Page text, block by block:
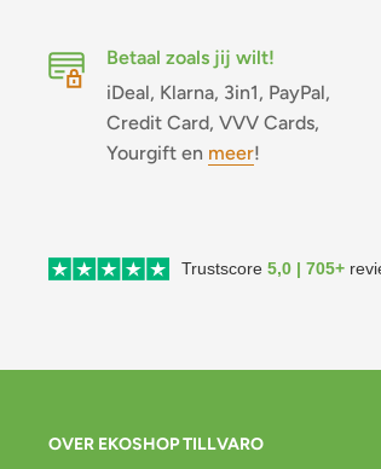
Betaal zoals jij wilt!
iDeal, Klarna, 3in1, PayPal,
Credit Card, VVV Cards,
Yourgift en meer!
Trustscore 5,0 | 705+
OVER EKOSHOP TILLVARO